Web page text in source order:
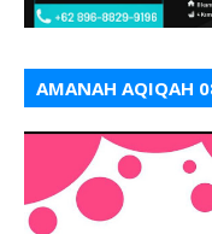
AMANAH AQIQAH